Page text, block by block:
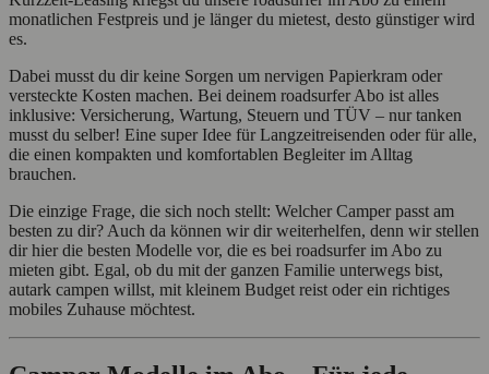
monatlichen Festpreis und je länger du mietest, desto günstiger wird
es.
Dabei musst du dir keine Sorgen um nervigen Papierkram oder
versteckte Kosten machen. Bei deinem roadsurfer Abo ist alles
inklusive: Versicherung, Wartung, Steuern und TÜV – nur tanken
musst du selber! Eine super Idee für Langzeitreisenden oder für alle,
die einen kompakten und komfortablen Begleiter im Alltag
brauchen.
Die einzige Frage, die sich noch stellt: Welcher Camper passt am
besten zu dir? Auch da können wir dir weiterhelfen, denn wir stellen
dir hier die besten Modelle vor, die es bei roadsurfer im Abo zu
mieten gibt. Egal, ob du mit der ganzen Familie unterwegs bist,
autark campen willst, mit kleinem Budget reist oder ein richtiges
mobiles Zuhause möchtest.